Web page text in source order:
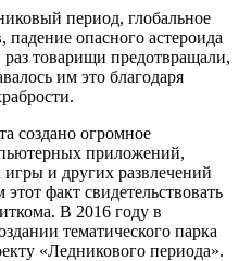
период, глобальное
опасного астероида
товарищи предотвращали,
им это благодаря
создано огромное
приложений,
и других развлечений
факт свидетельствовать
В 2016 году в
тематического парка
«Ледникового периода».